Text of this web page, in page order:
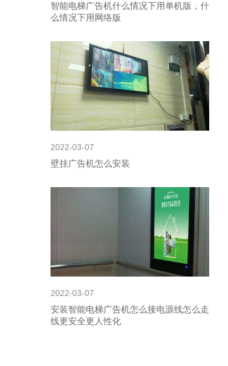
智能电梯广告机什么情况下用单机版，什
么情况下用网络版
2022-03-07
壁挂广告机怎么安装
2022-03-07
安装智能电梯广告机怎么接电源线怎么走
线更安全更人性化